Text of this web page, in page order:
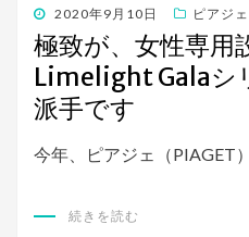
投
稿
日:
2020年9月10日 ピアジェ
極致が、女性専用
Limelight Galaシ
派手です
今年、ピアジェ（PIAGET
続きを読む